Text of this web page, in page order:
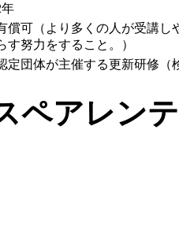
年
償可（より多くの人が受講し
す努力をすること。）
定団体が主催する更新研修（
ペアレン